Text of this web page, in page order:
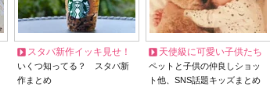
スタバ新作イッキ見せ！
いくつ知ってる？ スタバ新
作まとめ
天使級に可愛い子供たち
ペットと子供の仲良しショッ
ト他、SNS話題キッズまとめ